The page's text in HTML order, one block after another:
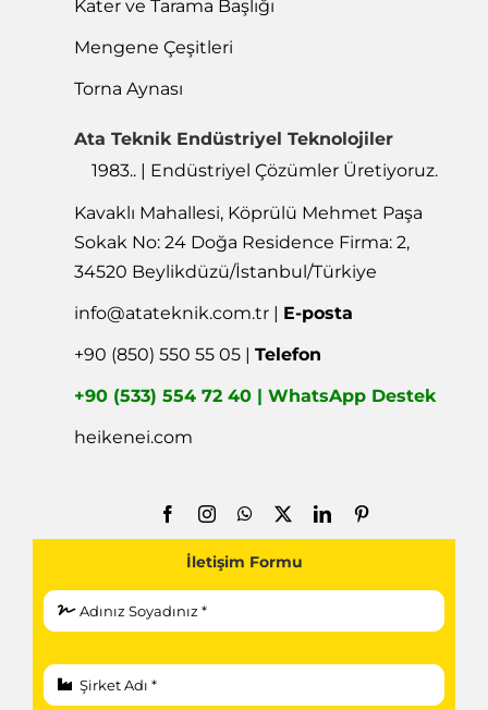
Kater ve Tarama Başlığı
Mengene Çeşitleri
Torna Aynası
Ata Teknik Endüstriyel Teknolojiler
1983.. | Endüstriyel Çözümler Üretiyoruz.
Kavaklı Mahallesi, Köprülü Mehmet Paşa
Sokak No: 24 Doğa Residence Firma: 2,
34520 Beylikdüzü/İstanbul/Türkiye
info@atateknik.com.tr | E-posta
+90 (850) 550 55 05 |Telefon
+90 (533) 554 72 40 | WhatsApp Destek
heikenei.com
İletişim Formu